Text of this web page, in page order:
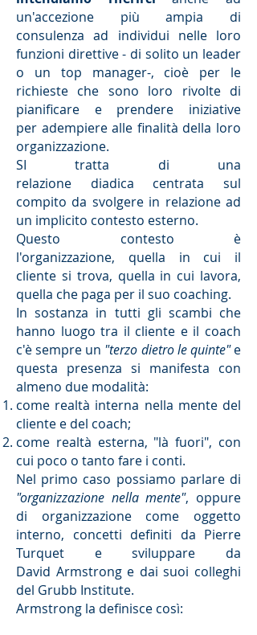
un'accezione più ampia di
consulenza ad individui nelle loro
funzioni direttive - di solito un leader
o un top manager-, cioè per le
richieste che sono loro rivolte di
pianificare e prendere iniziative
per adempiere alle finalità della loro
organizzazione.
SI tratta di una
relazione diadica centrata sul
compito da svolgere in relazione ad
un implicito contesto esterno.
Questo contesto è
l'organizzazione, quella in cui il
cliente si trova, quella in cui lavora,
quella che paga per il suo coaching.
In sostanza in tutti gli scambi che
hanno luogo tra il cliente e il coach
c'è sempre un "terzo dietro le quinte"e
questa presenza si manifesta con
almeno due modalità:
come realtà interna nella mente del
cliente e del coach;
come realtà esterna, "là fuori", con
cui poco o tanto fare i conti.
Nel primo caso possiamo parlare di
"organizzazione nella mente", oppure
di organizzazione come oggetto
interno, concetti definiti da Pierre
Turquet e sviluppare da
David Armstrong e dai suoi colleghi
del Grubb Institute.
Armstrong la definisce così: